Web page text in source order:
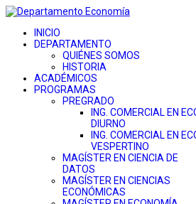
INICIO
DEPARTAMENTO
QUIÉNES SOMOS
HISTORIA
ACADÉMICOS
PROGRAMAS
PREGRADO
ING. COMERCIAL EN
DIURNO
ING. COMERCIAL EN
VESPERTINO
MAGÍSTER EN CIENCIA DE
DATOS
MAGÍSTER EN CIENCIAS
ECONÓMICAS